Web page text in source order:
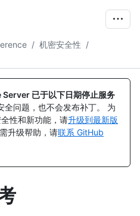
/ 机密安全性 /
已于以下日期停止服务
全问题，也不会发布补丁。 为
性和新功能，请升级到最新版
升级帮助，请联系 GitHub